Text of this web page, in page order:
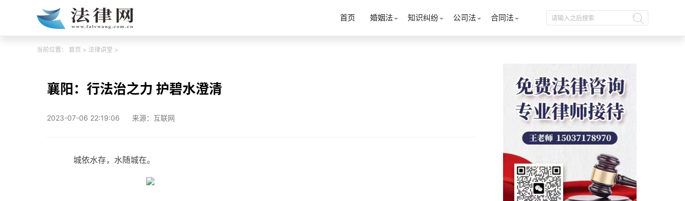
首页 婚姻法 知识纠纷 公司法 合同法
当前位置： 首页 > 法律讲堂 >
襄阳：行法治之力 护碧水澄清
2023-07-06 22:19:06 来源：互联网
城依水存，水随城在。